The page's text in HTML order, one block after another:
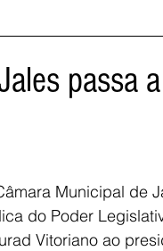
passa
Municipal de
do Poder
Vitoriano ao